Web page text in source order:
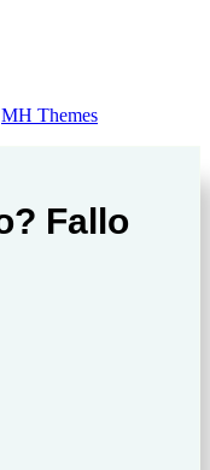
MH Themes
Fallo